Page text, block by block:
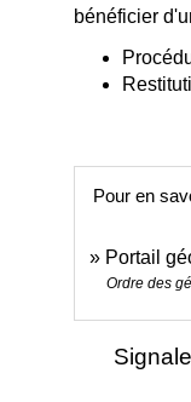
bénéficier
Pour en
Portail
Ordre des